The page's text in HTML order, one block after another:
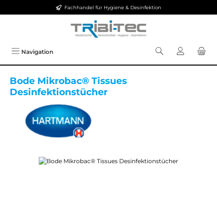
Zum Hauptinhalt springenFachhandel für Hygiene & Desinfektion
Navigation
Bode Mikrobac® Tissues
Desinfektionstücher
Bildergalerie überspringen